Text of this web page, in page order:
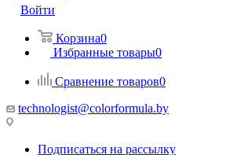
Войти
Корзина0
Избранные товары0
Сравнение товаров0
technologist@colorformula.by
Подписаться на рассылку